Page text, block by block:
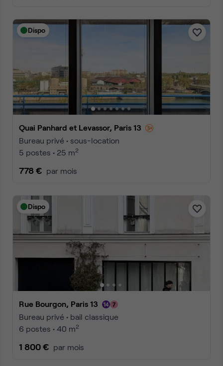
Dispo
Quai Panhard et Levassor, Paris 13
Bureau privé • sous-location
5 postes • 25 m2
778 € par mois
Dispo
Rue Bourgon, Paris 13
Bureau privé • bail classique
6 postes • 40 m2
1 800 € par mois